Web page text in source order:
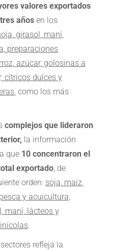
valores exportados
años en los
girasol, maní,
preparaciones
azúcar, golosinas a
cítricos dulces y
, como los más
complejos que lideraron
la información
que 10 concentraron el
exportado , de
orden: soja, maíz,
y acuicultura,
maní, lácteos y
.
refleja la